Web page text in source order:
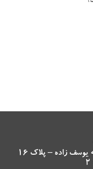
نواب-انتهای خیابان هاشمی-نبش کوچه یوسف زاده – پلاک 16